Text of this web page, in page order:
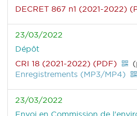
DECRET 867 n1 (2021-2022)
23/03/2022
Dépôt
CRI 18 (2021-2022) (PDF)
Enregistrements (MP3/MP4)
23/03/2022